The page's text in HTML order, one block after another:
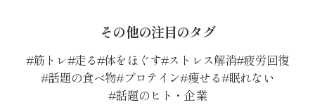
その他の注目のタグ
筋トレ 走る 体をほぐす ストレス解消 疲労回復
話題の食べ物 プロテイン 痩せる 眠れない
話題のヒト・企業